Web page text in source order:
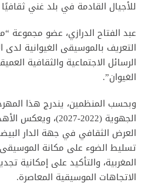
للأجيال القادمة في بلد غني
عبد الفتاح الدرازي، عضو مجموعة
التعريف بالموسيقى الغيوانية لدى
الرسائل الاجتماعية والثقافية
الغيوان”.
وبحسب المنظمين، يندرج هذا
الجهوية (2022-
العرض الثقافي في جهة الدار
تسليط الضوء على مكانة الموسيقى
المغربية، والتأكيد على إمكانية
الاتجاهات الموسيقية المعاصرة.